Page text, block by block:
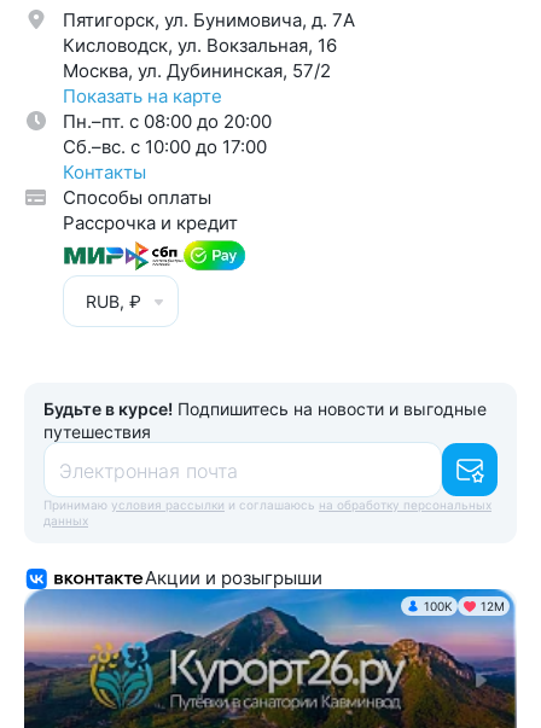
Пятигорск, ул. Бунимовича, д. 7A
Кисловодск, ул. Вокзальная, 16
Москва, ул. Дубининская, 57/2
Показать на карте
Пн.–пт. с 08:00 до 20:00
Cб.–вс. с 10:00 до 17:00
Контакты
Способы оплаты
Рассрочка и кредит
RUB, ₽
Будьте в курсе! Подпишитесь на новости и выгодные
путешествия
Электронная почта
Принимаю условия рассылки и соглашаюсь на обработку персональных
данных
Акции и розыгрыши
100K 12М